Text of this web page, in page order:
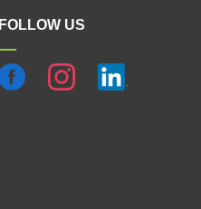
FOLLOW US